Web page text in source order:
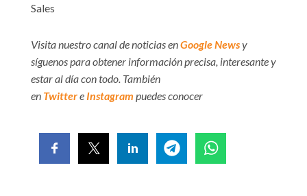
Sales
Visita nuestro canal de noticias enGoogle Newsy
síguenos para obtener información precisa, interesante y
estar al día con todo. También
en Twittere Instagram puedes conocer